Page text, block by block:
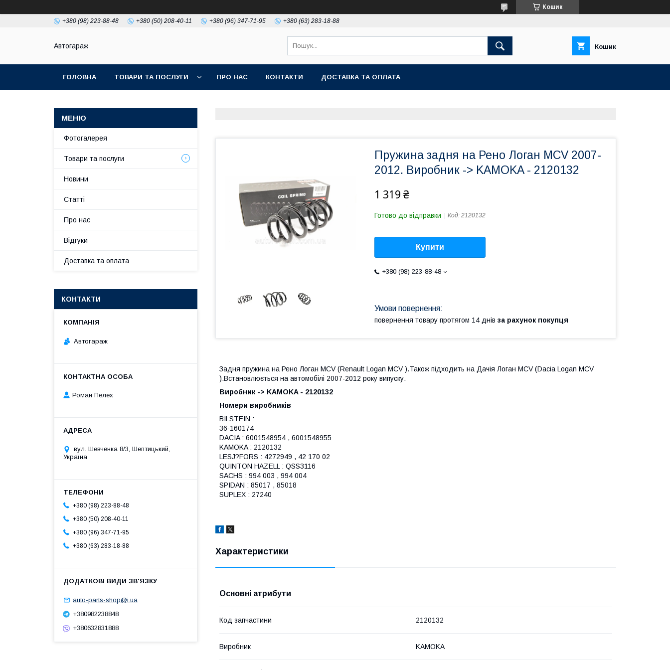
Кошик
+380 (98) 223-88-48 +380 (50) 208-40-11 +380 (96) 347-71-95 +380 (63) 283-18-88
Автогараж Кошик
ГОЛОВНА ТОВАРИ ТА ПОСЛУГИ ПРО НАС КОНТАКТИ ДОСТАВКА ТА ОПЛАТА
Пружина задня на Рено Логан MCV 2007-
2012. Виробник -> KAMOKA - 2120132
1 319 ₴
Готово до відправки Код: 2120132
Купити
+380 (98) 223-88-48
повернення товару протягом 14 днів за рахунок покупця
Задня пружина на Рено Логан MCV (Renault Logan MCV ).Також підходить на Дачія Логан MCV (Dacia Logan MCV
).Встановлюється на автомобілі 2007-2012 року випуску.
Виробник -> KAMOKA - 2120132
Номери виробників
BILSTEIN :
36-160174
DACIA : 6001548954 , 6001548955
KAMOKA : 2120132
LESJ?FORS : 4272949 , 42 170 02
QUINTON HAZELL : QSS3116
SACHS : 994 003 , 994 004
SPIDAN : 85017 , 85018
SUPLEX : 27240
Характеристики
Основні атрибути
Код запчастини 2120132
Виробник KAMOKA
Фотогалерея
Товари та послуги
Новини
Статті
Про нас
Відгуки
Доставка та оплата
КОНТАКТИ
Автогараж
Роман Пелех
вул. Шевченка 8/3, Шептицький,
Україна
+380 (98) 223-88-48
+380 (50) 208-40-11
+380 (96) 347-71-95
+380 (63) 283-18-88
auto-parts-shop@i.ua
+380982238848
+380632831888